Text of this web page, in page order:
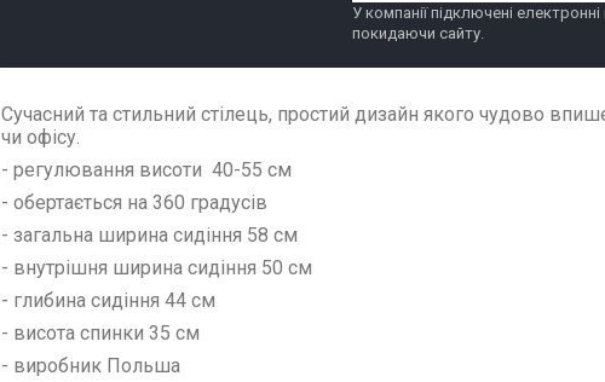
У компанії підключені
покидаючи сайту.
Сучасний та стильний стілець, простий дизайн якого чудово
чи офісу.
- регулювання висоти 40-55 см
- обертається на 360 градусів
- загальна ширина сидіння 58 см
- внутрішня ширина сидіння 50 см
- глибина сидіння 44 см
- висота спинки 35 см
- виробник Польша